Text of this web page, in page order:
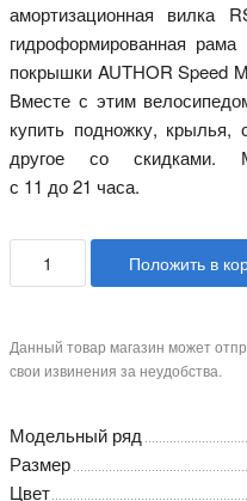
амортизационная вилка
гидроформированная
покрышки AUTHOR Speed
Вместе с этим
купить подножку, крылья,
другое со
с 11 до 21 часа.
Положить в
Данный товар магазин может
свои извинения за неудобства.
Модельный ряд
Размер
Цвет